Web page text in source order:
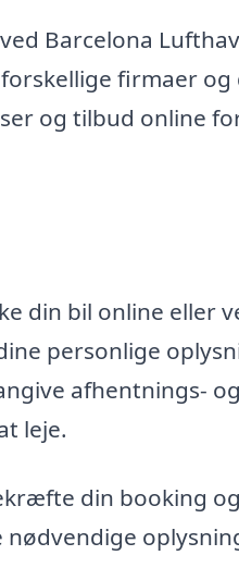
Barcelona
firmaer
og tilbud online
din bil online eller
personlige
afhentnings-
leje.
din booking